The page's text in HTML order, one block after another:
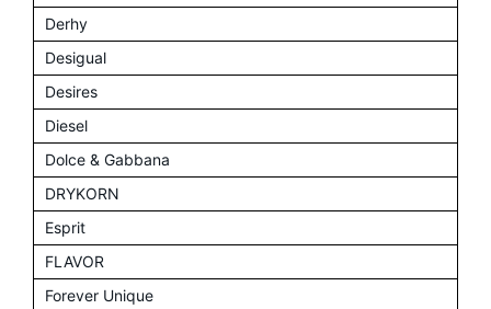
Derhy
Desigual
Desires
Diesel
Dolce & Gabbana
DRYKORN
Esprit
FLAVOR
Forever Unique